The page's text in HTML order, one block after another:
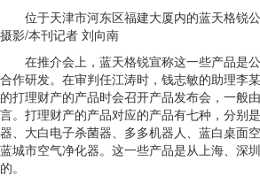
位于天津市河东区福建大厦内的蓝天格锐公
摄影/本刊记者 刘向南
在推介会上，蓝天格锐宣称这一些产品是
合作研发。在审判任江涛时，钱志敏的助理李
的打理财产的产品时会召开产品发布会，一般
言。打理财产的产品对应的产品有七种，分别
器、大白电子杀菌器、多多机器人、蓝白桌面
蓝城市空气净化器。这一些产品是从上海、深
的。